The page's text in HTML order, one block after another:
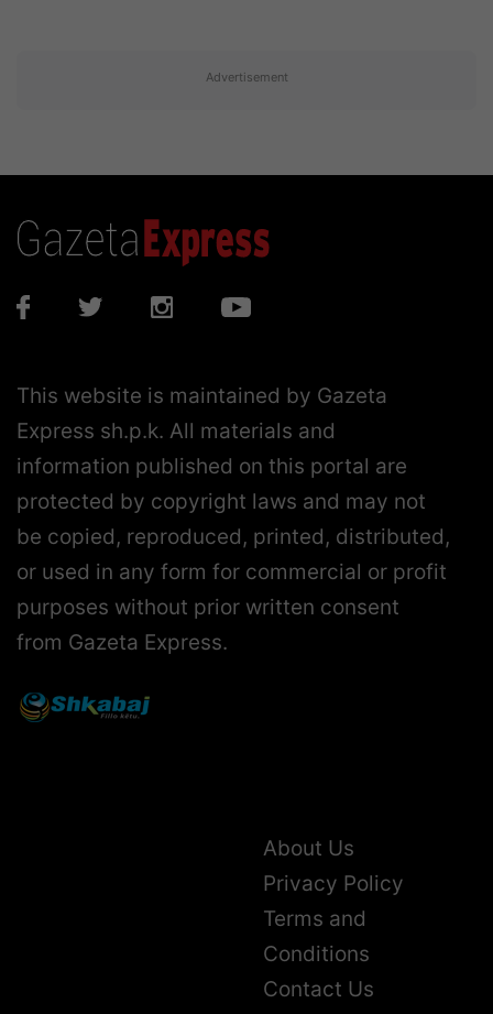
Advertisement
This website is maintained by Gazeta
Express sh.p.k. All materials and
information published on this portal are
protected by copyright laws and may not
be copied, reproduced, printed, distributed,
or used in any form for commercial or profit
purposes without prior written consent
from Gazeta Express.
About Us
Privacy Policy
Terms and
Conditions
Contact Us